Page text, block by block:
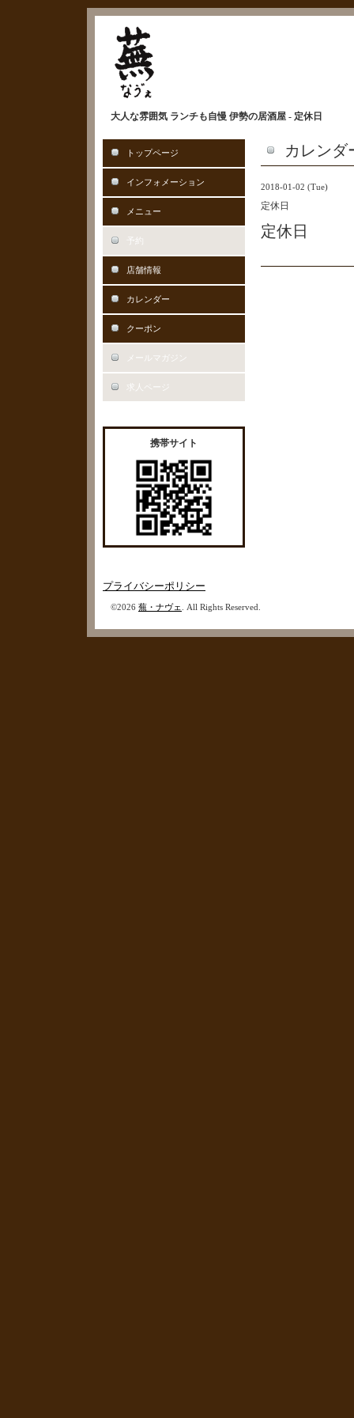
大人な雰囲気 ランチも自慢 伊勢の居酒屋 - 定休日
カレンダ
2018-01-02 (Tue)
定休日
定休日
トップページ
インフォメーション
メニュー
予約
店舗情報
カレンダー
クーポン
メールマガジン
求人ページ
携帯サイト
プライバシーポリシー
©2026 蕪・ナヴェ . All Rights Reserved.